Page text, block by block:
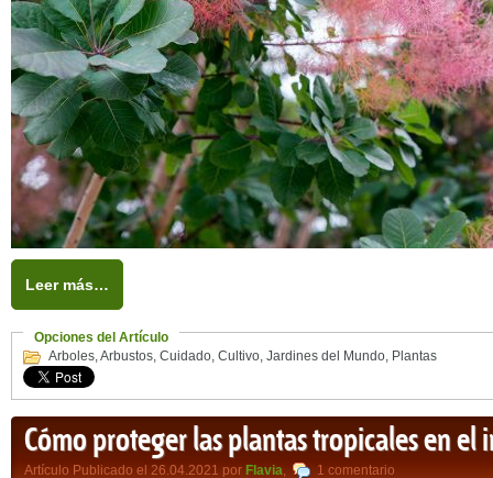
Leer más…
Opciones del Artículo
Arboles,Arbustos, Cuidado, Cultivo, Jardines del Mundo, Plantas
Cómo proteger las plantas tropicales en el
Artículo Publicado el 26.04.2021 por Flavia, 1 comentario